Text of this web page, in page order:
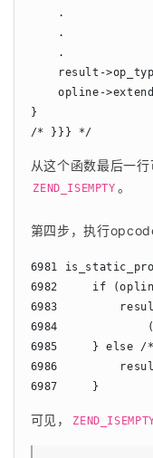
    .
    .
    .
result-
opline-
}
从这个函数最后一
ZEND_ISEMPTY 。
第四步，执行
6981
6982     if (opline-
6983         result
6984
6985     } else /*
6986
可见，